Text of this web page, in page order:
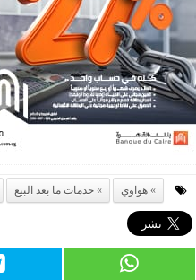
هواوي خدمات ما بعد البيع